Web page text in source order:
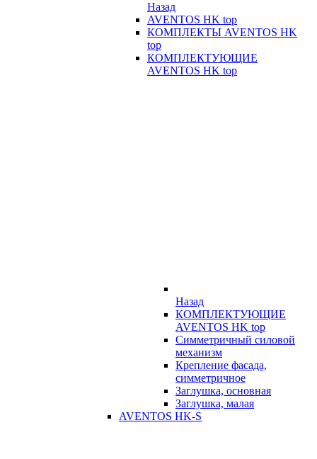
Назад
AVENTOS HK top
КОМПЛЕКТЫ AVENTOS HK
top
КОМПЛЕКТУЮЩИЕ
AVENTOS HK top
Назад
КОМПЛЕКТУЮЩИЕ
AVENTOS HK top
Симметричный силовой
механизм
Крепление фасада,
симметричное
Заглушка, основная
Заглушка, малая
AVENTOS HK-S